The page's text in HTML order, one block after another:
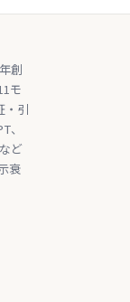
創
モ
・引
、
ど
衰